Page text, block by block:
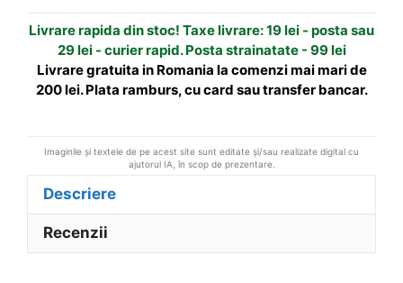
si
calcedonie
Dzi
i
v
Livrare rapida din stoc! Taxe livrare: 19 lei - posta sau
29 lei - curier rapid. Posta strainatate - 99 lei
Livrare gratuita in Romania la comenzi mai mari de
200 lei. Plata ramburs, cu card sau transfer bancar.
Imaginile și textele de pe acest site sunt editate și/sau realizate digital cu
ajutorul IA, în scop de prezentare.
Descriere
Recenzii